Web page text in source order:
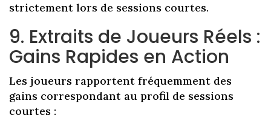
strictement lors de sessions courtes.
9. Extraits de Joueurs Réels :
Gains Rapides en Action
Les joueurs rapportent fréquemment des
gains correspondant au profil de sessions
courtes :